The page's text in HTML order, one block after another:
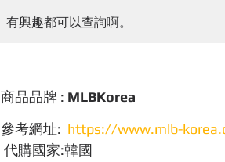
有興趣都可以查詢啊。
商品品牌 : MLBKorea
參考網址: https://www.mlb-
代購國家:韓國